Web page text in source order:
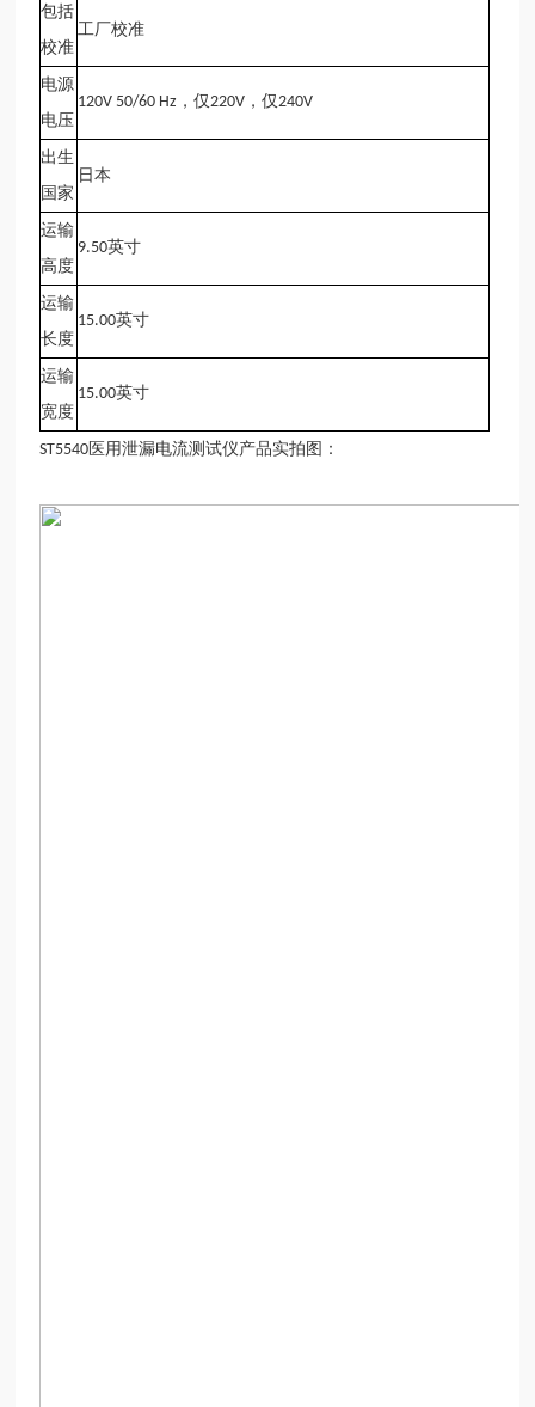
包括
校准
工厂校准
电源
电压
120V 50/60 Hz ，仅220V ，仅240V
出生
国家
日本
运输
高度
9.50英寸
运输
长度
15.00英寸
运输
宽度
15.00英寸
ST5540医用泄漏电流测试仪产品实拍图：